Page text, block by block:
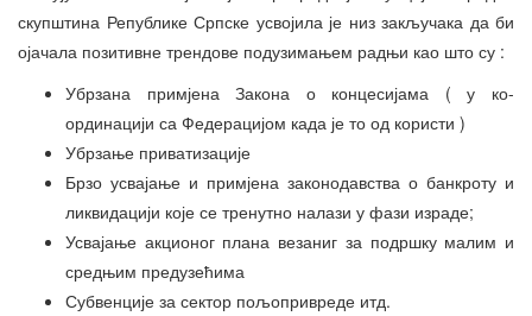
скупштина Републике Српске усвојила је низ закључака да би
ојачала позитивне трендове подузимањем радњи као што су :
Убрзана примјена Закона о концесијама ( у ко-
ординацији са Федерацијом када је то од користи )
Убрзање приватизације
Брзо усвајање и примјена законодавства о банкроту и
ликвидацији које се тренутно налази у фази израде;
Усвајање акционог плана везаниг за подршку малим и
средњим предузећима
Субвенције за сектор пољопривреде итд.